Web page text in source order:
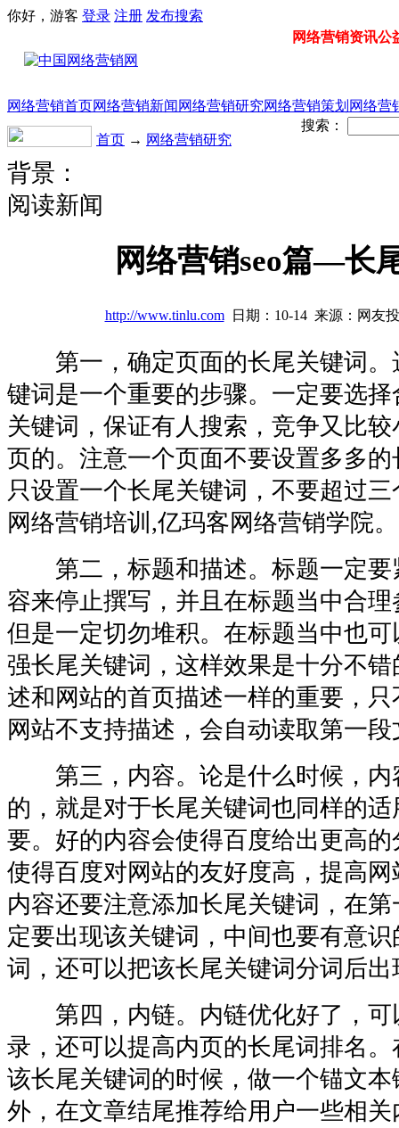
你好，游客 登录 注册 发布搜索
网络营销资讯公
网络营销首页网络营销新闻 网络营销研究网络营销策划 网络营
首页 → 网络营销研究
搜索：
背景：
阅读新闻
网络营销seo篇—长
http://www.tinlu.com日期：10-14 来源：网友
第一，确定页面的长尾关键词。
键词是一个重要的步骤。一定要选
关键词，保证有人搜索，竞争又比
页的。注意一个页面不要设置多多
只设置一个长尾关键词，不要超过
网络营销培训,亿玛客网络营销学院。
第二，标题和描述。标题一定要
容来停止撰写，并且在标题当中合
但是一定切勿堆积。在标题当中也
强长尾关键词，这样效果是十分不
述和网站的首页描述一样的重要，
网站不支持描述，会自动读取第一段
第三，内容。论是什么时候，内
的，就是对于长尾关键词也同样的
要。好的内容会使得百度给出更高
使得百度对网站的友好度高，提高
内容还要注意添加长尾关键词，在
定要出现该关键词，中间也要有意
词，还可以把该长尾关键词分词后
第四，内链。内链优化好了，可
录，还可以提高内页的长尾词排名
该长尾关键词的时候，做一个锚文
外，在文章结尾推荐给用户一些相